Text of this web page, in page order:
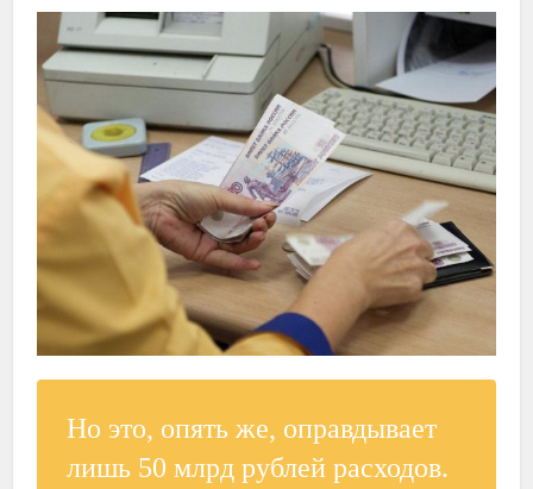
Но это, опять же, оправдывает
лишь 50 млрд рублей расходов.